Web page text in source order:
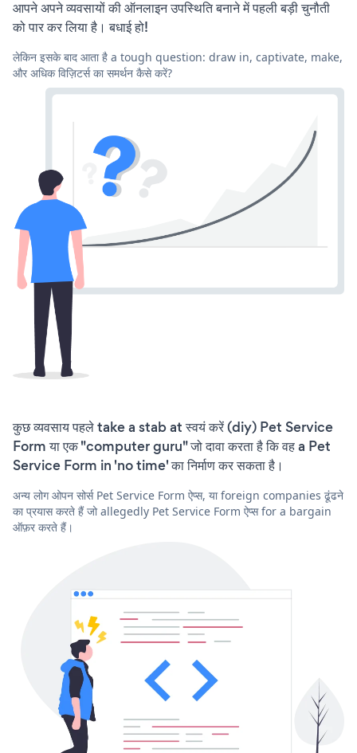
आपने अपने व्यवसायों की ऑनलाइन उपस्थिति बनाने में पहली बड़ी चुनौती
को पार कर लिया है। बधाई हो!
लेकिन इसके बाद आता है a tough question: draw in, captivate, make,
और अधिक विज़िटर्स का समर्थन कैसे करें?
कुछ व्यवसाय पहले take a stab at स्वयं करें (diy) Pet Service
Form या एक "computer guru" जो दावा करता है कि वह a Pet
Service Form in 'no time' का निर्माण कर सकता है।
अन्य लोग ओपन सोर्स Pet Service Form ऐप्स, या foreign companies ढूंढने
का प्रयास करते हैं जो allegedly Pet Service Form ऐप्स for a bargain
ऑफ़र करते हैं।